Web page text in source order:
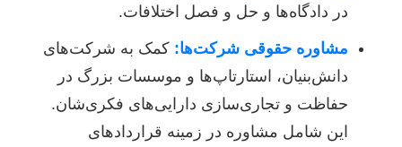
در دادگاه‌ها و حل و فصل اختلافات.
مشاوره حقوقی شرکت‌ها: کمک به شرکت‌های
دانش‌بنیان، استارتاپ‌ها و موسسات بزرگ در
حفاظت و تجاری‌سازی دارایی‌های فکری‌شان.
این شامل مشاوره در زمینه قراردادهای